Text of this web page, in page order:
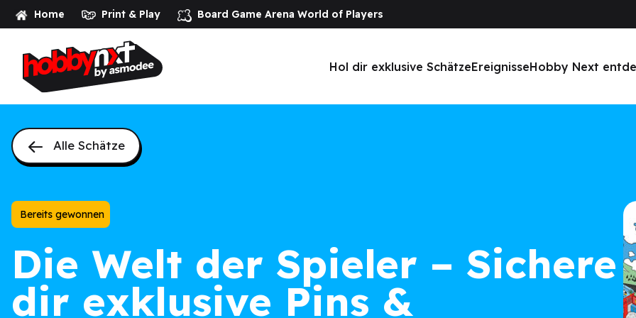
Home Print & Play Board Game Arena World of Players
Hol dir exklusive SchätzeEreignisseHobby Next
Alle Schätze
Bereits gewonnen
Die Welt der Spieler – Sichere
dir exklusive Pins &